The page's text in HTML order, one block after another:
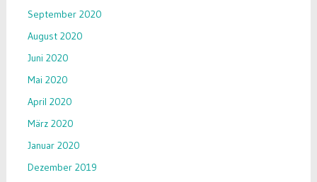
September 2020
August 2020
Juni 2020
Mai 2020
April 2020
März 2020
Januar 2020
Dezember 2019